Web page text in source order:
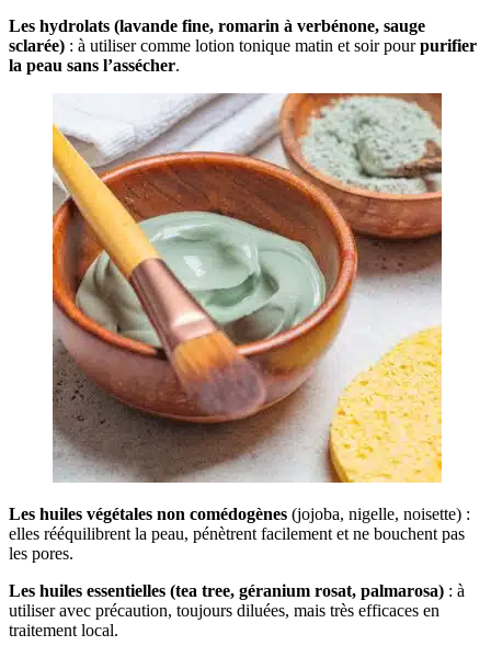
Les hydrolats (lavande fine, romarin à verbénone, sauge
sclarée) : à utiliser comme lotion tonique matin et soir pourpurifier
la peau sans l’assécher.
Les huiles végétales non comédogènes (jojoba, nigelle, noisette) :
elles rééquilibrent la peau, pénètrent facilement et ne bouchent pas
les pores.
Les huiles essentielles (tea tree, géranium rosat, palmarosa) : à
utiliser avec précaution, toujours diluées, mais très efficaces en
traitement local.